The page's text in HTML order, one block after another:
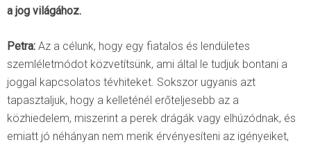
a jog világához.
Petra: Az a célunk, hogy egy fiatalos és lendületes
szemléletmódot közvetítsünk, ami által le tudjuk bontani a
joggal kapcsolatos tévhiteket. Sokszor ugyanis azt
tapasztaljuk, hogy a kelleténél erőteljesebb az a
közhiedelem, miszerint a perek drágák vagy elhúzódnak, és
emiatt jó néhányan nem merik érvényesíteni az igényeiket,